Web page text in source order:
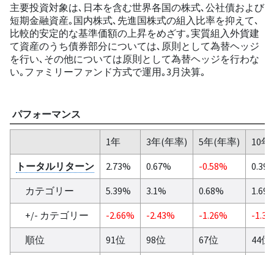
主要投資対象は､日本を含む世界各国の株式､公社債および
短期金融資産｡国内株式､先進国株式の組入比率を抑えて､
比較的安定的な基準価額の上昇をめざす｡実質組入外貨建
て資産のうち債券部分については､原則として為替ヘッジ
を行い､その他については原則として為替ヘッジを行わな
い｡ファミリーファンド方式で運用｡3月決算｡
パフォーマンス
1年 3年(年率) 5年(年率)
10
トータルリターン
2.73% 0.67% -0.58%
カテゴリー
5.39% 3.1% 0.68%
+/- カテゴリー
-2.66% -2.43% -1.26%
-
順位
91位 98位 67位
44位